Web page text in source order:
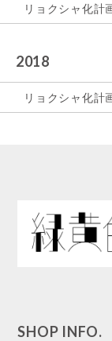
リョクシャ化計
2018
リョクシャ化計
SHOP INFO.